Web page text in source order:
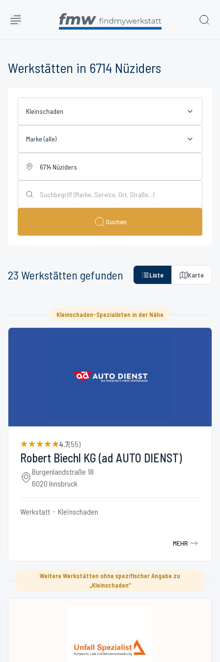
Werkstätten in 6714 Nüziders
Kleinschaden
Marke (alle)
Suchen
23 Werkstätten gefunden Liste Karte
Kleinschaden-Spezialisten in der Nähe
4.7(55)
Robert Biechl KG (ad AUTO DIENST)
Burgenlandstraße 18
6020 Innsbruck
Werkstatt Kleinschaden
MEHR
Weitere Werkstätten ohne spezifischer Angabe zu
„Kleinschaden“